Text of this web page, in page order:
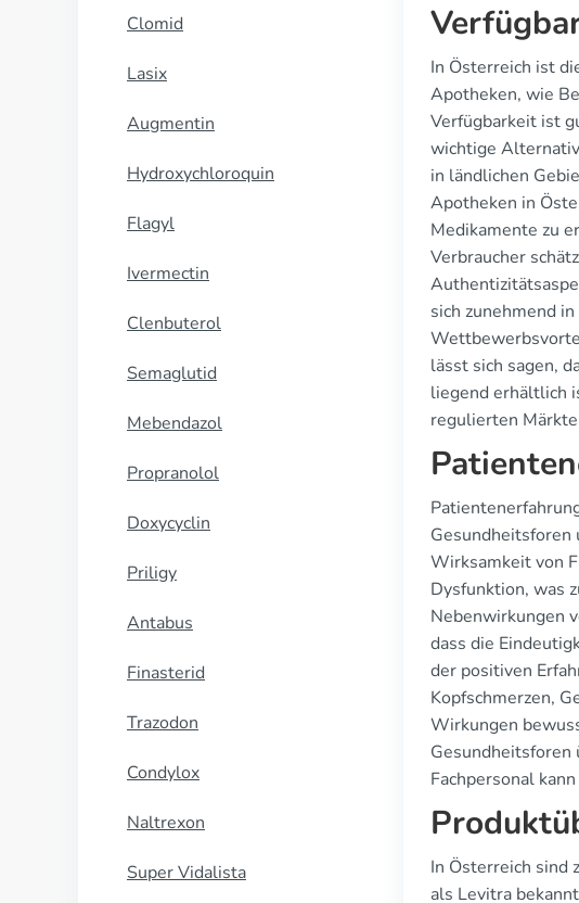
Clomid
Lasix
Augmentin
Hydroxychloroquin
Flagyl
Ivermectin
Clenbuterol
Semaglutid
Mebendazol
Propranolol
Doxycyclin
Priligy
Antabus
Finasterid
Trazodon
Condylox
Naltrexon
Super Vidalista
In Österreich ist
Apotheken, wie
Verfügbarkeit ist
wichtige
in ländlichen
Apotheken in
Medikamente zu
Verbraucher
sich zunehmend
lässt sich sagen,
liegend erhältlich
regulierten
Gesundheitsforen
Wirksamkeit von
Dysfunktion, was
Nebenwirkungen
dass die
der positiven
Kopfschmerzen,
Wirkungen
Gesundheitsforen
Fachpersonal
In Österreich sind
als Levitra